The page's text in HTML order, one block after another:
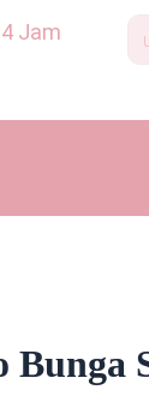
Jam
Bunga